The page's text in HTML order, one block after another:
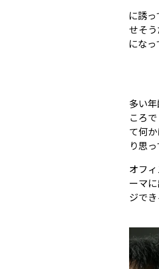
転職のきっかけは大学の先輩に誘
が、半導体開発の技術が活かせそ
B2Bの仕事がどんなものか気にな
大企業だと管理職になる人が多い
ょうど昇格試験に受かったところ
か、もう一回エンジニアとして何
どちらが良いかな？とぼんやり思っ
そんななか、チューリングのオフ
運転の実現」という大きなテーマ
きたら欲しいなあ、チャレンジで